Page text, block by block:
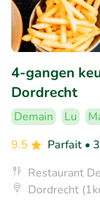
4-gangen
Dordrecht
Demain Lu
9.5
Parfait •
Restaurant
Dordrecht